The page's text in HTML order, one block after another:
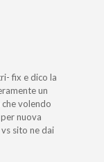
fix e dico la
un
volendo
nuova
sito ne dai